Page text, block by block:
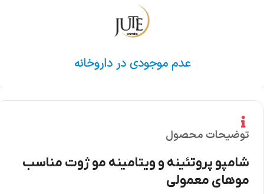
عدم موجودی در داروخانه
توضیحات محصول
شامپو پروتئینه و ویتامینه مو ژوت مناسب
موهای معمولی